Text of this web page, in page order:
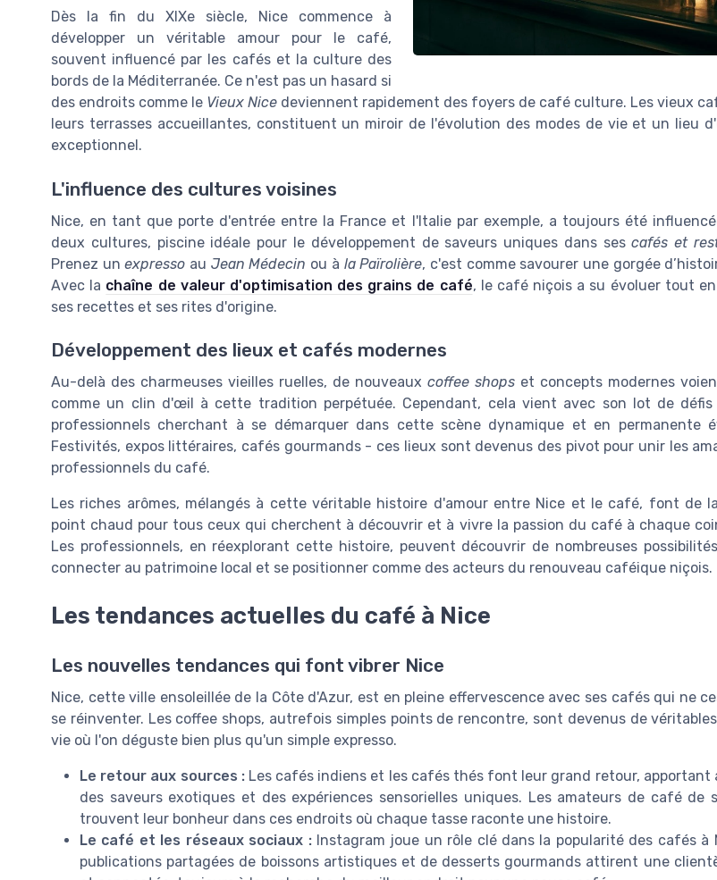
Dès la fin du XIXe siècle, Nice commence à
développer un véritable amour pour le café,
souvent influencé par les cafés et la culture des
bords de la Méditerranée. Ce n'est pas un hasard si
des endroits comme le Vieux Nice deviennent rapidement des foyers de café culture. Les vieux
leurs terrasses accueillantes, constituent un miroir de l'évolution des modes de vie et un lieu
exceptionnel.
L'influence des cultures voisines
Nice, en tant que porte d'entrée entre la France et l'Italie par exemple, a toujours été
deux cultures, piscine idéale pour le développement de saveurs uniques dans sescafés et
Prenez unexpresso au Jean Médecin ou à la Païrolière, c'est comme savourer une gorgée
Avec la chaîne de valeur d'optimisation des grains de café, le café niçois a su évoluer tout
ses recettes et ses rites d'origine.
Développement des lieux et cafés modernes
Au-delà des charmeuses vieilles ruelles, de nouveaux coffee shops et concepts modernes
comme un clin d'œil à cette tradition perpétuée. Cependant, cela vient avec son lot de défis
professionnels cherchant à se démarquer dans cette scène dynamique et en permanente
Festivités, expos littéraires, cafés gourmands - ces lieux sont devenus des pivot pour unir les
professionnels du café.
Les riches arômes, mélangés à cette véritable histoire d'amour entre Nice et le café, font de
point chaud pour tous ceux qui cherchent à découvrir et à vivre la passion du café à chaque
Les professionnels, en réexplorant cette histoire, peuvent découvrir de nombreuses
connecter au patrimoine local et se positionner comme des acteurs du renouveau caféique niçois.
Les tendances actuelles du café à Nice
Les nouvelles tendances qui font vibrer Nice
Nice, cette ville ensoleillée de la Côte d'Azur, est en pleine effervescence avec ses cafés qui ne
se réinventer. Les coffee shops, autrefois simples points de rencontre, sont devenus de
vie où l'on déguste bien plus qu'un simple expresso.
Le retour aux sources :Les cafés indiens et les cafés thés font leur grand retour, apportant
des saveurs exotiques et des expériences sensorielles uniques. Les amateurs de café de
trouvent leur bonheur dans ces endroits où chaque tasse raconte une histoire.
Le café et les réseaux sociaux :Instagram joue un rôle clé dans la popularité des cafés à
publications partagées de boissons artistiques et de desserts gourmands attirent une